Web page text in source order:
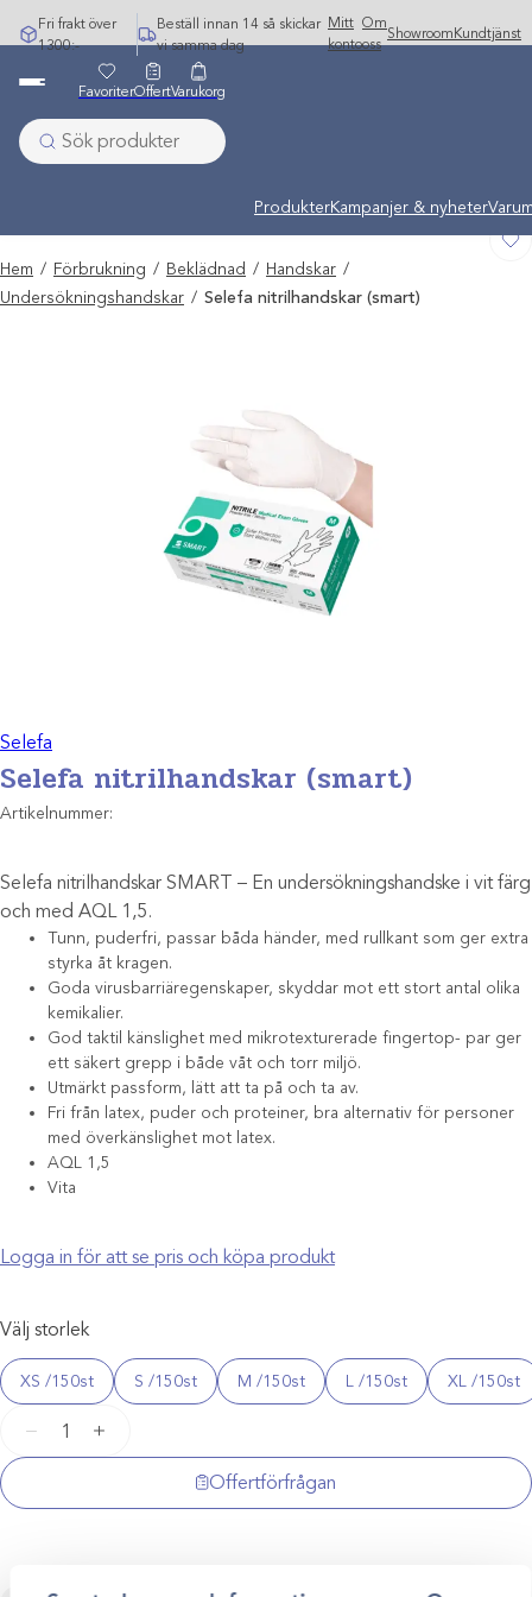
Hoppa
till
Fri frakt över
1300:-
Beställ innan 14 så skickar
vi samma dag
Mitt
konto
Om
oss
Showroom Kundtjänst
Undermeny stängd: Varumärken
ProdukterKampanjer & nyheter
FavoriterOffertVarukorg
Hem / Förbrukning / Beklädnad / Handskar /
Undersökningshandskar / Selefa nitrilhandskar (smart)
Selefa
Selefa nitrilhandskar (smart)
Artikelnummer:
Selefa nitrilhandskar SMART – En undersökningshandske i vit färg
och med AQL 1,5.
Tunn, puderfri, passar båda händer, med rullkant som ger extra
styrka åt kragen.
Goda virusbarriäregenskaper, skyddar mot ett stort antal olika
kemikalier.
God taktil känslighet med mikrotexturerade fingertop- par ger
ett säkert grepp i både våt och torr miljö.
Utmärkt passform, lätt att ta på och ta av.
Fri från latex, puder och proteiner, bra alternativ för personer
med överkänslighet mot latex.
AQL 1,5
Vita
Logga in för att se pris och köpa produkt
Välj storlek
XS /150st S /150st M /150st L /150st XL /150st
(smart)
mängd
+
Offertförfrågan